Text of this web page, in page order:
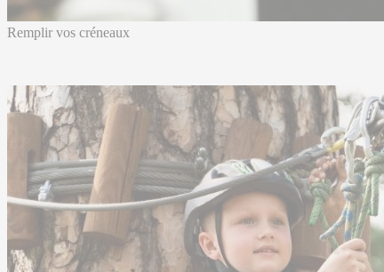
Remplir vos créneaux